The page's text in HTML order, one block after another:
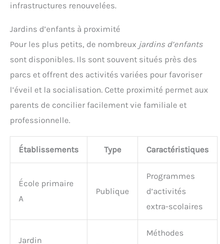
infrastructures renouvelées.
Jardins d’enfants à proximité
Pour les plus petits, de nombreux jardins d’enfants
sont disponibles. Ils sont souvent situés près des
parcs et offrent des activités variées pour favoriser
l’éveil et la socialisation. Cette proximité permet aux
parents de concilier facilement vie familiale et
professionnelle.
Établissements Type Caractéristiques
École primaire
A
Publique
Programmes
d’activités
extra-scolaires
Jardin
Méthodes